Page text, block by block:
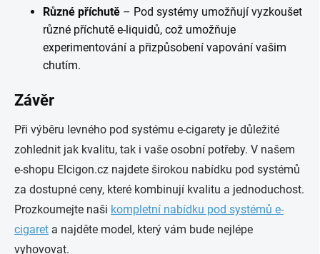
Různé příchutě – Pod systémy umožňují vyzkoušet
různé příchutě e-liquidů, což umožňuje
experimentování a přizpůsobení vapování vašim
chutím.
Závěr
Při výběru levného pod systému e-cigarety je důležité
zohlednit jak kvalitu, tak i vaše osobní potřeby. V našem
e-shopu Elcigon.cz najdete širokou nabídku pod systémů
za dostupné ceny, které kombinují kvalitu a jednoduchost.
Prozkoumejte naši kompletní nabídku pod systémů e-
cigaret a najděte model, který vám bude nejlépe
vyhovovat.